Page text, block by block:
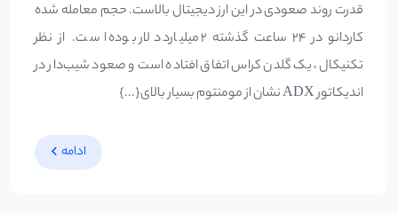
قدرت روند صعودی در این ارز دیجیتال بالاست. حجم معامله شده
کاردانو در 24 ساعت گذشته 2 میلیارد دلار بوده است. از نظر
تکنیکال، یک گلدن کراس اتفاق افتاده است و صعود شیب‌دار در
اندیکاتور ADX نشان از مومنتوم بسیار بالای{...}
ادامه